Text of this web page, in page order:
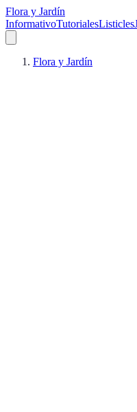
Flora y Jardín
InformativoTutorialesListicles
Flora y Jardín